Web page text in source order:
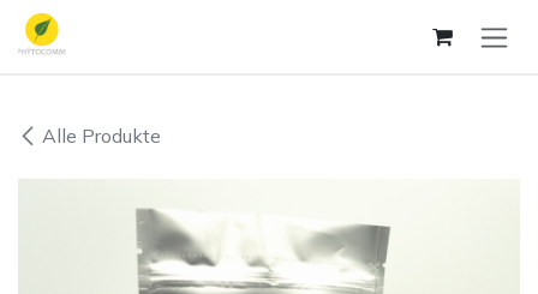
Zum Inhalt springen
Alle Produkte